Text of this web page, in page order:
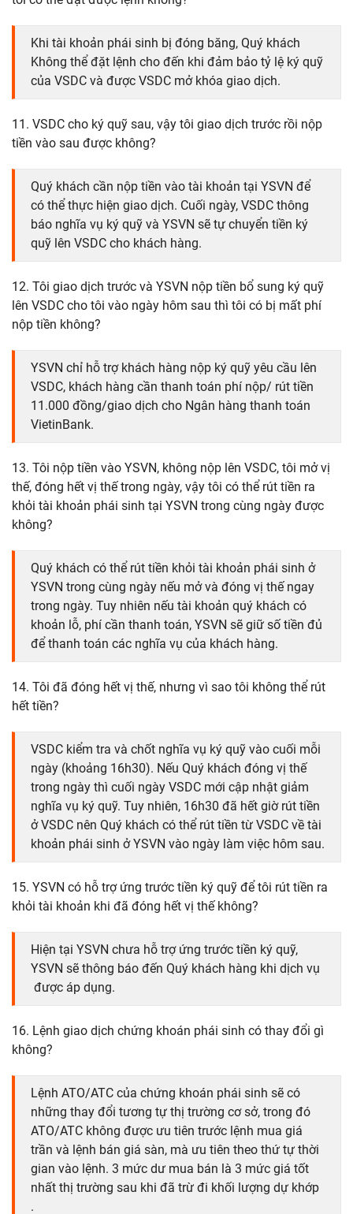
Khi tài khoản phái sinh bị đóng băng, Quý khách
Không thể đặt lệnh cho đến khi đảm bảo tỷ lệ ký quỹ
của VSDC và được VSDC mở khóa giao dịch.
11. VSDC cho ký quỹ sau, vậy tôi giao dịch trước rồi nộp
tiền vào sau được không?
Quý khách cần nộp tiền vào tài khoản tại YSVN để
có thể thực hiện giao dịch. Cuối ngày, VSDC thông
báo nghĩa vụ ký quỹ và YSVN sẽ tự chuyển tiền ký
quỹ lên VSDC cho khách hàng.
12. Tôi giao dịch trước và YSVN nộp tiền bổ sung ký quỹ
lên VSDC cho tôi vào ngày hôm sau thì tôi có bị mất phí
nộp tiền không?
YSVN chỉ hỗ trợ khách hàng nộp ký quỹ yêu cầu lên
VSDC, khách hàng cần thanh toán phí nộp/ rút tiền
11.000 đồng/giao dịch cho Ngân hàng thanh toán
VietinBank.
13. Tôi nộp tiền vào YSVN, không nộp lên VSDC, tôi mở vị
thế, đóng hết vị thế trong ngày, vậy tôi có thể rút tiền ra
khỏi tài khoản phái sinh tại YSVN trong cùng ngày được
không?
Quý khách có thể rút tiền khỏi tài khoản phái sinh ở
YSVN trong cùng ngày nếu mở và đóng vị thế ngay
trong ngày. Tuy nhiên nếu tài khoản quý khách có
khoản lỗ, phí cần thanh toán, YSVN sẽ giữ số tiền đủ
để thanh toán các nghĩa vụ của khách hàng.
14. Tôi đã đóng hết vị thế, nhưng vì sao tôi không thể rút
hết tiền?
VSDC kiểm tra và chốt nghĩa vụ ký quỹ vào cuối mỗi
ngày (khoảng 16h30). Nếu Quý khách đóng vị thế
trong ngày thì cuối ngày VSDC mới cập nhật giảm
nghĩa vụ ký quỹ. Tuy nhiên, 16h30 đã hết giờ rút tiền
ở VSDC nên Quý khách có thể rút tiền từ VSDC về tài
khoản phái sinh ở YSVN vào ngày làm việc hôm sau.
15. YSVN có hỗ trợ ứng trước tiền ký quỹ để tôi rút tiền ra
khỏi tài khoản khi đã đóng hết vị thế không?
Hiện tại YSVN chưa hỗ trợ ứng trước tiền ký quỹ,
YSVN sẽ thông báo đến Quý khách hàng khi dịch vụ
được áp dụng.
16. Lệnh giao dịch chứng khoán phái sinh có thay đổi gì
không?
Lệnh ATO/ATC của chứng khoán phái sinh sẽ có
những thay đổi tương tự thị trường cơ sở, trong đó
ATO/ATC không được ưu tiên trước lệnh mua giá
trần và lệnh bán giá sàn, mà ưu tiên theo thứ tự thời
gian vào lệnh. 3 mức dư mua bán là 3 mức giá tốt
nhất thị trường sau khi đã trừ đi khối lượng dự khớp
.